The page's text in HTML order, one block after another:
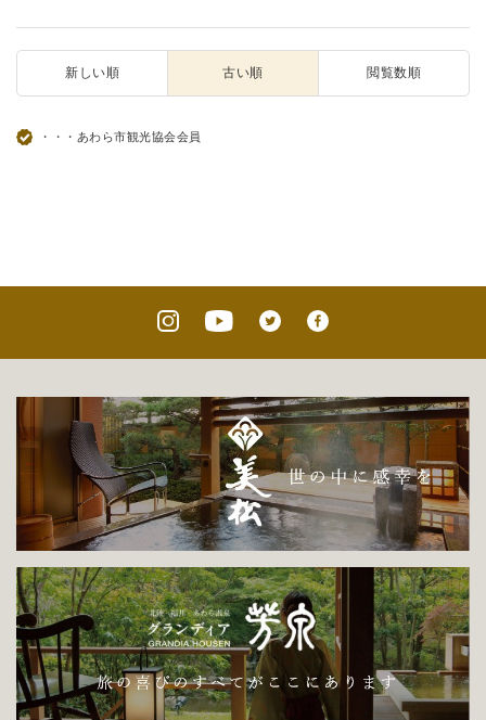
新しい順 古い順 閲覧数順
・・・あわら市観光協会会員